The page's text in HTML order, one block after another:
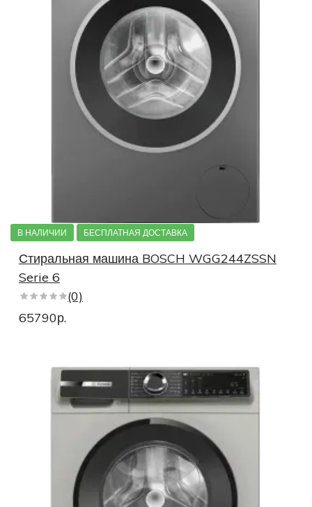
В НАЛИЧИИ БЕСПЛАТНАЯ ДОСТАВКА
Стиральная машина BOSCH WGG244ZSSN
Serie 6
(0)
65790р.